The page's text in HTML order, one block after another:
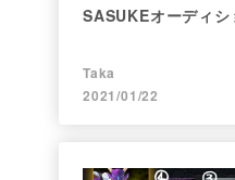
SASUKEオーディ
Taka
2021/01/22